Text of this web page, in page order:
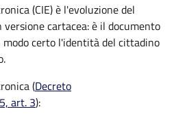
(CIE) è l'evoluzione del
cartacea: è il documento
certo l'identità del cittadino
(Decreto
art. 3):